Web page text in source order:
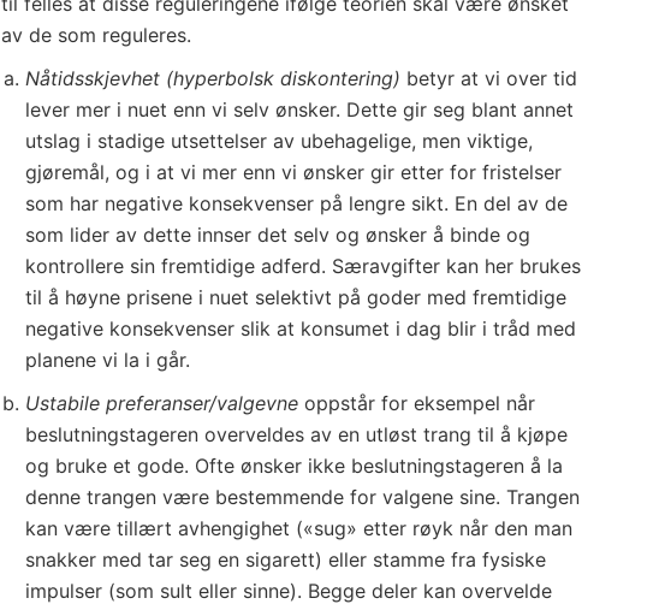
av de som reguleres.
Nåtidsskjevhet (hyperbolsk diskontering) betyr at vi over tid
lever mer i nuet enn vi selv ønsker. Dette gir seg blant annet
utslag i stadige utsettelser av ubehagelige, men viktige,
gjøremål, og i at vi mer enn vi ønsker gir etter for fristelser
som har negative konsekvenser på lengre sikt. En del av de
som lider av dette innser det selv og ønsker å binde og
kontrollere sin fremtidige adferd. Særavgifter kan her brukes
til å høyne prisene i nuet selektivt på goder med fremtidige
negative konsekvenser slik at konsumet i dag blir i tråd med
planene vi la i går.
Ustabile preferanser/valgevne oppstår for eksempel når
beslutningstageren overveldes av en utløst trang til å kjøpe
og bruke et gode. Ofte ønsker ikke beslutningstageren å la
denne trangen være bestemmende for valgene sine. Trangen
kan være tillært avhengighet («sug» etter røyk når den man
snakker med tar seg en sigarett) eller stamme fra fysiske
impulser (som sult eller sinne). Begge deler kan overvelde